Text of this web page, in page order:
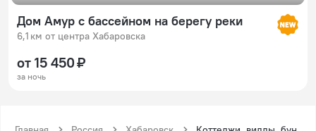
Дом Амур с бассейном на берегу реки
6,1 км от центра Хабаровска
от 15 450 ₽
за ночь